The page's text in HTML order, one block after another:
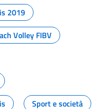
2019
Volley FIBV
Sport e società